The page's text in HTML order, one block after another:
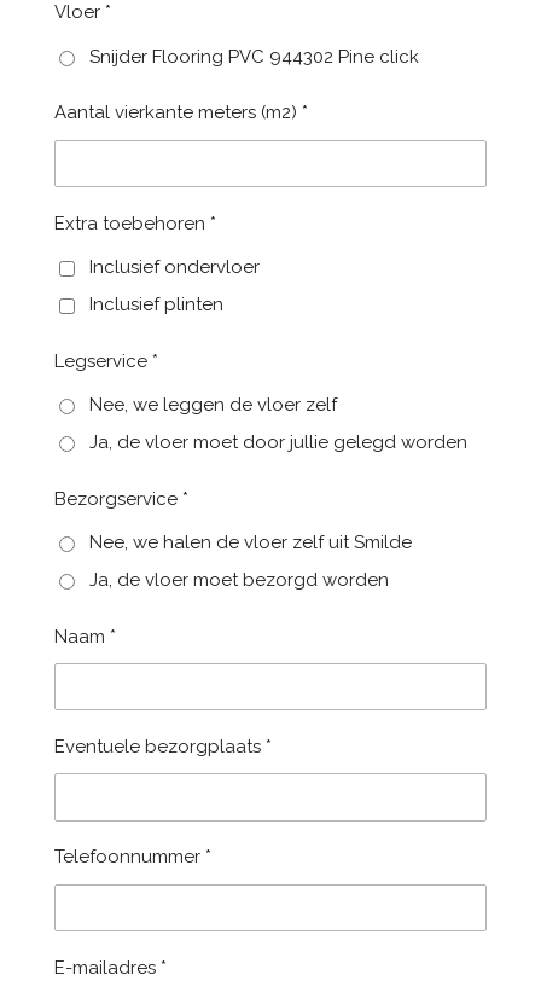
Vloer *
Snijder Flooring PVC 944302 Pine click
Aantal vierkante meters (m2) *
Extra toebehoren *
Inclusief ondervloer
Inclusief plinten
Legservice *
Nee, we leggen de vloer zelf
Ja, de vloer moet door jullie gelegd worden
Bezorgservice *
Nee, we halen de vloer zelf uit Smilde
Ja, de vloer moet bezorgd worden
Naam *
Eventuele bezorgplaats *
Telefoonnummer *
E-mailadres *